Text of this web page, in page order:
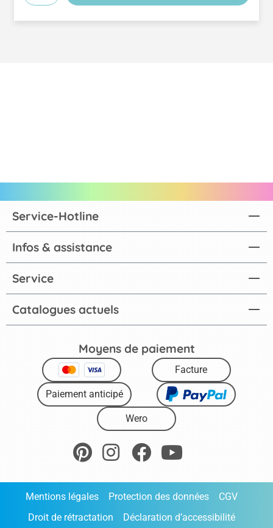
Catalogues actuels
Service-Hotline
Infos & assistance
Service
Moyens de paiement
Facture
Paiement anticipé
Wero
Mentions légales Protection des données
CGV
Droit de rétractation
Déclaration d’accessibilité